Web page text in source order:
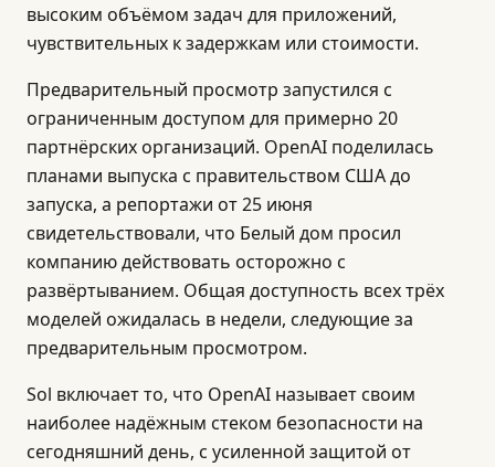
высоким объёмом задач для приложений,
чувствительных к задержкам или стоимости.
Предварительный просмотр запустился с
ограниченным доступом для примерно 20
партнёрских организаций. OpenAI поделилась
планами выпуска с правительством США до
запуска, а репортажи от 25 июня
свидетельствовали, что Белый дом просил
компанию действовать осторожно с
развёртыванием. Общая доступность всех трёх
моделей ожидалась в недели, следующие за
предварительным просмотром.
Sol включает то, что OpenAI называет своим
наиболее надёжным стеком безопасности на
сегодняшний день, с усиленной защитой от